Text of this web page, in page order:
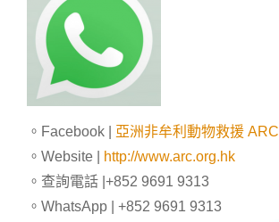
。Facebook |
亞洲非牟利動物救援 ARC
。Website |
http://www.arc.org.hk
。查詢電話 |+852 9691 9313
。WhatsApp | +852 9691 9313